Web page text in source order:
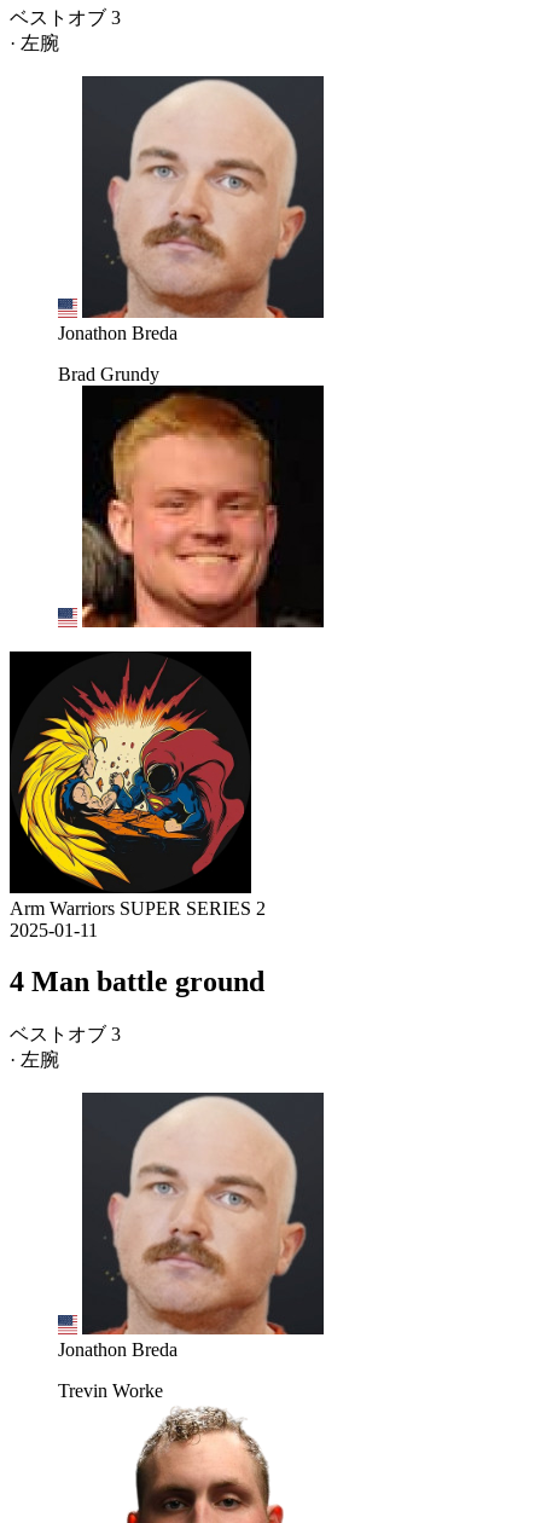
ベストオブ 3
· 左腕
Jonathon Breda
Brad Grundy
Arm Warriors SUPER SERIES 2
2025-01-11
4 Man battle ground
ベストオブ 3
· 左腕
Jonathon Breda
Trevin Worke